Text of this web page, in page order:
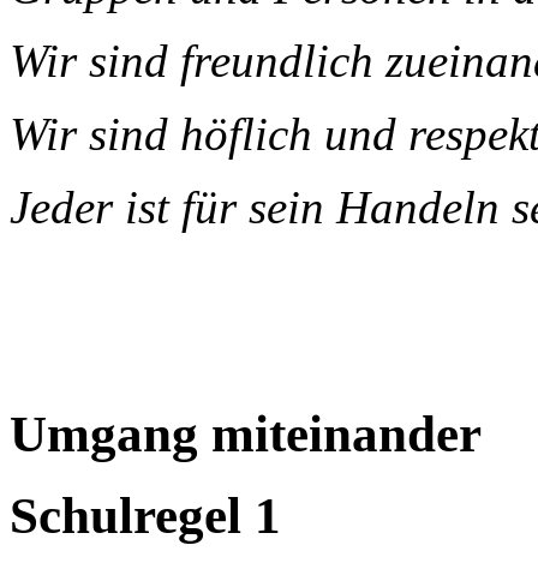
Wir sind freundlich
Wir sind höflich und
Jeder ist für sein Handeln
Umgang miteinander
Schulregel 1